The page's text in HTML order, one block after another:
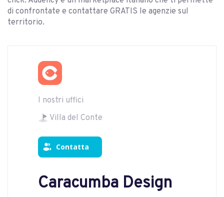
di confrontate e contattare GRATIS le agenzie sul
territorio.
I nostri uffici
Villa del Conte
Contatta
Caracumba Design